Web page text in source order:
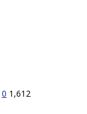
0 1,612